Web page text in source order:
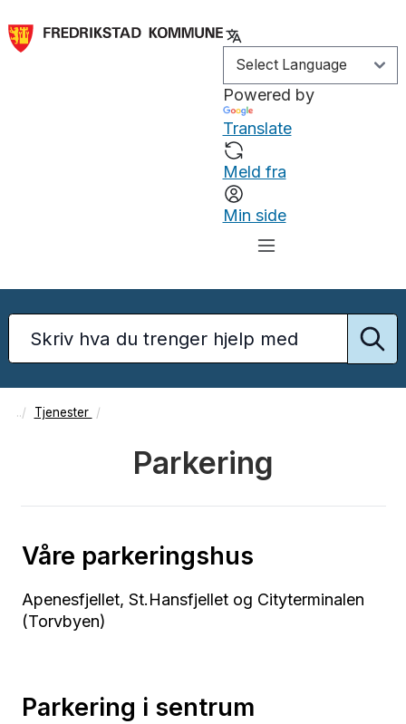
Powered by
Translate
Meld fra
Min side
Tjenester
Parkering
Våre parkeringshus
Apenesfjellet, St.Hansfjellet og Cityterminalen
(Torvbyen)
Parkering i sentrum